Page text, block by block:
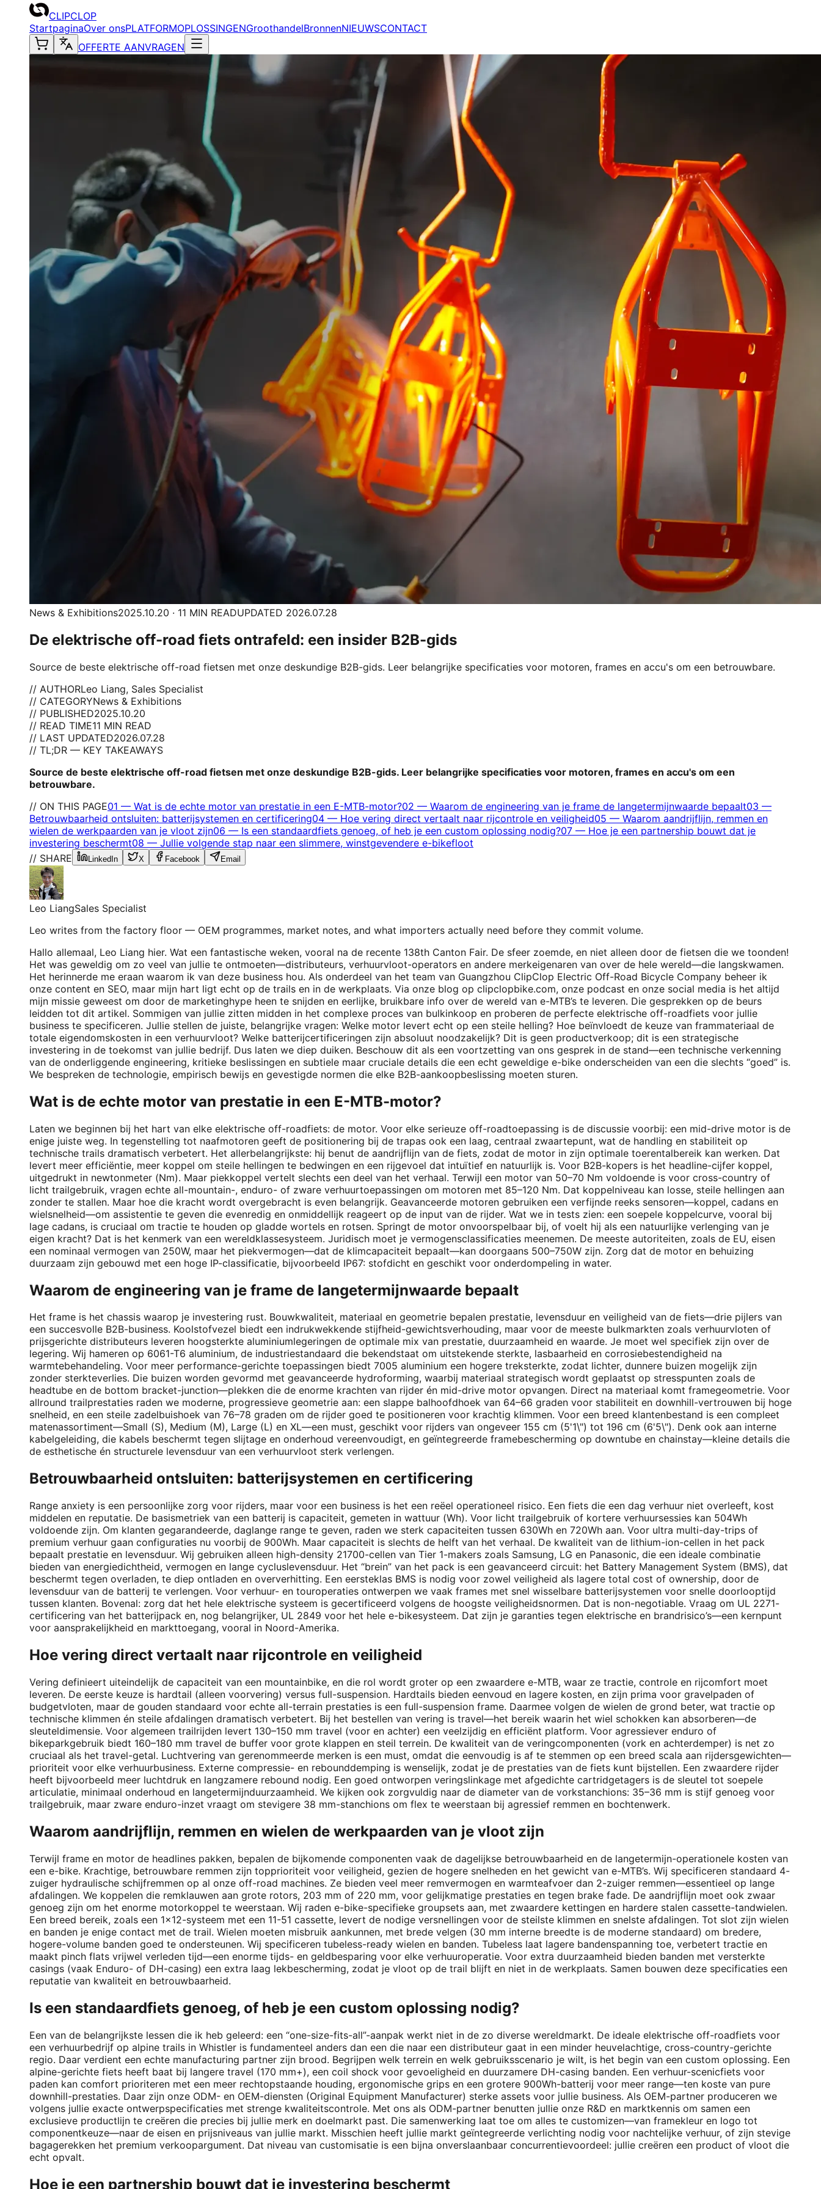
CLIPCLOP
StartpaginaOver onsPLATFORMOPLOSSINGENGroothandelBronnenNIEUWSCONTACT
OFFERTE AANVRAGEN
News & Exhibitions2025.10.20 · 11 MIN READUPDATED 2026.07.28
De elektrische off-road fiets ontrafeld: een insider B2B-gids
Source de beste elektrische off-road fietsen met onze deskundige B2B-gids. Leer belangrijke specificaties voor motoren, frames en accu's om een betrouwbare.
// AUTHORLeo Liang, Sales Specialist
// CATEGORYNews & Exhibitions
// PUBLISHED2025.10.20
// READ TIME11 MIN READ
// LAST UPDATED2026.07.28
// TL;DR — KEY TAKEAWAYS
Source de beste elektrische off-road fietsen met onze deskundige B2B-gids. Leer belangrijke specificaties voor motoren, frames en accu's om een
betrouwbare.
// ON THIS PAGE01 — Wat is de echte motor van prestatie in een E-MTB-motor?02 — Waarom de engineering van je frame de langetermijnwaarde bepaalt03 —
Betrouwbaarheid ontsluiten: batterijsystemen en certificering04 — Hoe vering direct vertaalt naar rijcontrole en veiligheid05 — Waarom aandrijflijn, remmen en
wielen de werkpaarden van je vloot zijn06 — Is een standaardfiets genoeg, of heb je een custom oplossing nodig?07 — Hoe je een partnership bouwt dat je
investering beschermt08 — Jullie volgende stap naar een slimmere, winstgevendere e-bikefloot
// SHARE
LinkedIn X Facebook Email
Leo LiangSales Specialist
Leo writes from the factory floor — OEM programmes, market notes, and what importers actually need before they commit volume.
Hallo allemaal, Leo Liang hier. Wat een fantastische weken, vooral na de recente 138th Canton Fair. De sfeer zoemde, en niet alleen door de fietsen die we toonden!
Het was geweldig om zo veel van jullie te ontmoeten—distributeurs, verhuurvloot-operators en andere merkeigenaren van over de hele wereld—die langskwamen.
Het herinnerde me eraan waarom ik van deze business hou. Als onderdeel van het team van Guangzhou ClipClop Electric Off-Road Bicycle Company beheer ik
onze content en SEO, maar mijn hart ligt echt op de trails en in de werkplaats. Via onze blog op clipclopbike.com, onze podcast en onze social media is het altijd
mijn missie geweest om door de marketinghype heen te snijden en eerlijke, bruikbare info over de wereld van e-MTB’s te leveren. Die gesprekken op de beurs
leidden tot dit artikel. Sommigen van jullie zitten midden in het complexe proces van bulkinkoop en proberen de perfecte elektrische off-roadfiets voor jullie
business te specificeren. Jullie stellen de juiste, belangrijke vragen: Welke motor levert echt op een steile helling? Hoe beïnvloedt de keuze van frammateriaal de
totale eigendomskosten in een verhuurvloot? Welke batterijcertificeringen zijn absoluut noodzakelijk? Dit is geen productverkoop; dit is een strategische
investering in de toekomst van jullie bedrijf. Dus laten we diep duiken. Beschouw dit als een voortzetting van ons gesprek in de stand—een technische verkenning
van de onderliggende engineering, kritieke beslissingen en subtiele maar cruciale details die een echt geweldige e-bike onderscheiden van een die slechts “goed” is.
We bespreken de technologie, empirisch bewijs en gevestigde normen die elke B2B-aankoopbeslissing moeten sturen.
Wat is de echte motor van prestatie in een E-MTB-motor?
Laten we beginnen bij het hart van elke elektrische off-roadfiets: de motor. Voor elke serieuze off-roadtoepassing is de discussie voorbij: een mid-drive motor is de
enige juiste weg. In tegenstelling tot naafmotoren geeft de positionering bij de trapas ook een laag, centraal zwaartepunt, wat de handling en stabiliteit op
technische trails dramatisch verbetert. Het allerbelangrijkste: hij benut de aandrijflijn van de fiets, zodat de motor in zijn optimale toerentalbereik kan werken. Dat
levert meer efficiëntie, meer koppel om steile hellingen te bedwingen en een rijgevoel dat intuïtief en natuurlijk is. Voor B2B-kopers is het headline-cijfer koppel,
uitgedrukt in newtonmeter (Nm). Maar piekkoppel vertelt slechts een deel van het verhaal. Terwijl een motor van 50–70 Nm voldoende is voor cross-country of
licht trailgebruik, vragen echte all-mountain-, enduro- of zware verhuurtoepassingen om motoren met 85–120 Nm. Dat koppelniveau kan losse, steile hellingen aan
zonder te stallen. Maar hoe die kracht wordt overgebracht is even belangrijk. Geavanceerde motoren gebruiken een verfijnde reeks sensoren—koppel, cadans en
wielsnelheid—om assistentie te geven die evenredig en onmiddellijk reageert op de input van de rijder. Wat we in tests zien: een soepele koppelcurve, vooral bij
lage cadans, is cruciaal om tractie te houden op gladde wortels en rotsen. Springt de motor onvoorspelbaar bij, of voelt hij als een natuurlijke verlenging van je
eigen kracht? Dat is het kenmerk van een wereldklassesysteem. Juridisch moet je vermogensclassificaties meenemen. De meeste autoriteiten, zoals de EU, eisen
een nominaal vermogen van 250W, maar het piekvermogen—dat de klimcapaciteit bepaalt—kan doorgaans 500–750W zijn. Zorg dat de motor en behuizing
duurzaam zijn gebouwd met een hoge IP-classificatie, bijvoorbeeld IP67: stofdicht en geschikt voor onderdompeling in water.
Waarom de engineering van je frame de langetermijnwaarde bepaalt
Het frame is het chassis waarop je investering rust. Bouwkwaliteit, materiaal en geometrie bepalen prestatie, levensduur en veiligheid van de fiets—drie pijlers van
een succesvolle B2B-business. Koolstofvezel biedt een indrukwekkende stijfheid-gewichtsverhouding, maar voor de meeste bulkmarkten zoals verhuurvloten of
prijsgerichte distributeurs leveren hoogsterkte aluminiumlegeringen de optimale mix van prestatie, duurzaamheid en waarde. Je moet wel specifiek zijn over de
legering. Wij hameren op 6061-T6 aluminium, de industriestandaard die bekendstaat om uitstekende sterkte, lasbaarheid en corrosiebestendigheid na
warmtebehandeling. Voor meer performance-gerichte toepassingen biedt 7005 aluminium een hogere treksterkte, zodat lichter, dunnere buizen mogelijk zijn
zonder sterkteverlies. Die buizen worden gevormd met geavanceerde hydroforming, waarbij materiaal strategisch wordt geplaatst op stresspunten zoals de
headtube en de bottom bracket-junction—plekken die de enorme krachten van rijder én mid-drive motor opvangen. Direct na materiaal komt framegeometrie. Voor
allround trailprestaties raden we moderne, progressieve geometrie aan: een slappe balhoofdhoek van 64–66 graden voor stabiliteit en downhill-vertrouwen bij hoge
snelheid, en een steile zadelbuishoek van 76–78 graden om de rijder goed te positioneren voor krachtig klimmen. Voor een breed klantenbestand is een compleet
matenassortiment—Small (S), Medium (M), Large (L) en XL—een must, geschikt voor rijders van ongeveer 155 cm (5'1\") tot 196 cm (6'5\"). Denk ook aan interne
kabelgeleiding, die kabels beschermt tegen slijtage en onderhoud vereenvoudigt, en geïntegreerde framebescherming op downtube en chainstay—kleine details die
de esthetische én structurele levensduur van een verhuurvloot sterk verlengen.
Betrouwbaarheid ontsluiten: batterijsystemen en certificering
Range anxiety is een persoonlijke zorg voor rijders, maar voor een business is het een reëel operationeel risico. Een fiets die een dag verhuur niet overleeft, kost
middelen en reputatie. De basismetriek van een batterij is capaciteit, gemeten in wattuur (Wh). Voor licht trailgebruik of kortere verhuursessies kan 504Wh
voldoende zijn. Om klanten gegarandeerde, daglange range te geven, raden we sterk capaciteiten tussen 630Wh en 720Wh aan. Voor ultra multi-day-trips of
premium verhuur gaan configuraties nu voorbij de 900Wh. Maar capaciteit is slechts de helft van het verhaal. De kwaliteit van de lithium-ion-cellen in het pack
bepaalt prestatie en levensduur. Wij gebruiken alleen high-density 21700-cellen van Tier 1-makers zoals Samsung, LG en Panasonic, die een ideale combinatie
bieden van energiedichtheid, vermogen en lange cycluslevensduur. Het “brein” van het pack is een geavanceerd circuit: het Battery Management System (BMS), dat
beschermt tegen overladen, te diep ontladen en oververhitting. Een eersteklas BMS is nodig voor zowel veiligheid als lagere total cost of ownership, door de
levensduur van de batterij te verlengen. Voor verhuur- en touroperaties ontwerpen we vaak frames met snel wisselbare batterijsystemen voor snelle doorlooptijd
tussen klanten. Bovenal: zorg dat het hele elektrische systeem is gecertificeerd volgens de hoogste veiligheidsnormen. Dat is non-negotiable. Vraag om UL 2271-
certificering van het batterijpack en, nog belangrijker, UL 2849 voor het hele e-bikesysteem. Dat zijn je garanties tegen elektrische en brandrisico’s—een kernpunt
voor aansprakelijkheid en markttoegang, vooral in Noord-Amerika.
Hoe vering direct vertaalt naar rijcontrole en veiligheid
Vering definieert uiteindelijk de capaciteit van een mountainbike, en die rol wordt groter op een zwaardere e-MTB, waar ze tractie, controle en rijcomfort moet
leveren. De eerste keuze is hardtail (alleen voorvering) versus full-suspension. Hardtails bieden eenvoud en lagere kosten, en zijn prima voor gravelpaden of
budgetvloten, maar de gouden standaard voor echte all-terrain prestaties is een full-suspension frame. Daarmee volgen de wielen de grond beter, wat tractie op
technische klimmen én steile afdalingen dramatisch verbetert. Bij het bestellen van vering is travel—het bereik waarin het wiel schokken kan absorberen—de
sleuteldimensie. Voor algemeen trailrijden levert 130–150 mm travel (voor en achter) een veelzijdig en efficiënt platform. Voor agressiever enduro of
bikeparkgebruik biedt 160–180 mm travel de buffer voor grote klappen en steil terrein. De kwaliteit van de veringcomponenten (vork en achterdemper) is net zo
cruciaal als het travel-getal. Luchtvering van gerenommeerde merken is een must, omdat die eenvoudig is af te stemmen op een breed scala aan rijdersgewichten—
prioriteit voor elke verhuurbusiness. Externe compressie- en rebounddemping is wenselijk, zodat je de prestaties van de fiets kunt bijstellen. Een zwaardere rijder
heeft bijvoorbeeld meer luchtdruk en langzamere rebound nodig. Een goed ontworpen veringslinkage met afgedichte cartridgetagers is de sleutel tot soepele
articulatie, minimaal onderhoud en langetermijnduurzaamheid. We kijken ook zorgvuldig naar de diameter van de vorkstanchions: 35–36 mm is stijf genoeg voor
trailgebruik, maar zware enduro-inzet vraagt om stevigere 38 mm-stanchions om flex te weerstaan bij agressief remmen en bochtenwerk.
Waarom aandrijflijn, remmen en wielen de werkpaarden van je vloot zijn
Terwijl frame en motor de headlines pakken, bepalen de bijkomende componenten vaak de dagelijkse betrouwbaarheid en de langetermijn-operationele kosten van
een e-bike. Krachtige, betrouwbare remmen zijn topprioriteit voor veiligheid, gezien de hogere snelheden en het gewicht van e-MTB’s. Wij specificeren standaard 4-
zuiger hydraulische schijfremmen op al onze off-road machines. Ze bieden veel meer remvermogen en warmteafvoer dan 2-zuiger remmen—essentieel op lange
afdalingen. We koppelen die remklauwen aan grote rotors, 203 mm of 220 mm, voor gelijkmatige prestaties en tegen brake fade. De aandrijflijn moet ook zwaar
genoeg zijn om het enorme motorkoppel te weerstaan. Wij raden e-bike-specifieke groupsets aan, met zwaardere kettingen en hardere stalen cassette-tandwielen.
Een breed bereik, zoals een 1x12-systeem met een 11-51 cassette, levert de nodige versnellingen voor de steilste klimmen en snelste afdalingen. Tot slot zijn wielen
en banden je enige contact met de trail. Wielen moeten misbruik aankunnen, met brede velgen (30 mm interne breedte is de moderne standaard) om bredere,
hogere-volume banden goed te ondersteunen. Wij specificeren tubeless-ready wielen en banden. Tubeless laat lagere bandenspanning toe, verbetert tractie en
maakt pinch flats vrijwel verleden tijd—een enorme tijds- en geldbesparing voor elke verhuuroperatie. Voor extra duurzaamheid bieden banden met versterkte
casings (vaak Enduro- of DH-casing) een extra laag lekbescherming, zodat je vloot op de trail blijft en niet in de werkplaats. Samen bouwen deze specificaties een
reputatie van kwaliteit en betrouwbaarheid.
Is een standaardfiets genoeg, of heb je een custom oplossing nodig?
Een van de belangrijkste lessen die ik heb geleerd: een “one-size-fits-all”-aanpak werkt niet in de zo diverse wereldmarkt. De ideale elektrische off-roadfiets voor
een verhuurbedrijf op alpine trails in Whistler is fundamenteel anders dan een die naar een distributeur gaat in een minder heuvelachtige, cross-country-gerichte
regio. Daar verdient een echte manufacturing partner zijn brood. Begrijpen welk terrein en welk gebruiksscenario je wilt, is het begin van een custom oplossing. Een
alpine-gerichte fiets heeft baat bij langere travel (170 mm+), een coil shock voor gevoeligheid en duurzamere DH-casing banden. Een verhuur-scenicfiets voor
paden kan comfort prioriteren met een meer rechtopstaande houding, ergonomische grips en een grotere 900Wh-batterij voor meer range—ten koste van pure
downhill-prestaties. Daar zijn onze ODM- en OEM-diensten (Original Equipment Manufacturer) sterke assets voor jullie business. Als OEM-partner produceren we
volgens jullie exacte ontwerpspecificaties met strenge kwaliteitscontrole. Met ons als ODM-partner benutten jullie onze R&D en marktkennis om samen een
exclusieve productlijn te creëren die precies bij jullie merk en doelmarkt past. Die samenwerking laat toe om alles te customizen—van framekleur en logo tot
componentkeuze—naar de eisen en prijsniveaus van jullie markt. Misschien heeft jullie markt geïntegreerde verlichting nodig voor nachtelijke verhuur, of zijn stevige
bagagerekken het premium verkoopargument. Dat niveau van customisatie is een bijna onverslaanbaar concurrentievoordeel: jullie creëren een product of vloot die
echt opvalt.
Hoe je een partnership bouwt dat je investering beschermt